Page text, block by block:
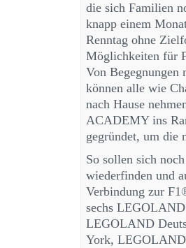
die sich Familien
knapp einem
Renntag ohne
Möglichkeiten für
Von
können alle wie
nach Hause
ACADEMY ins
gegründet, um die
So sollen sich
wiederfinden und
Verbindung zur
sechs
LEGOLAND
York,